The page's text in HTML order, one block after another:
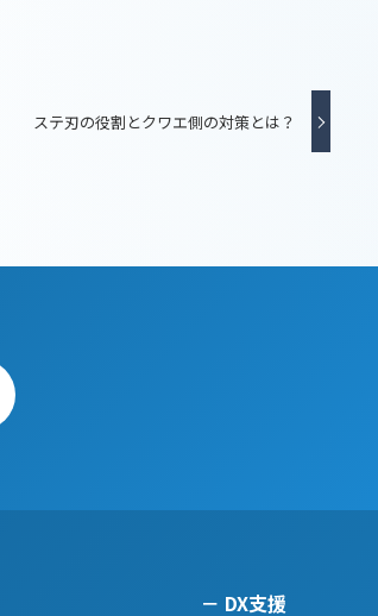
ステ刃の役割とクワエ側の対策とは？
DX支援